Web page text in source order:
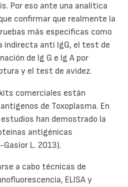
Por eso ante una analítica
confirmar que realmente la
más específicas como
indirecta anti IgG, el test de
de Ig G e Ig A por
y el test de avidez.
comerciales están
de Toxoplasma. En
han demostrado la
antigénicas
L. 2013).
a cabo técnicas de
ELISA y